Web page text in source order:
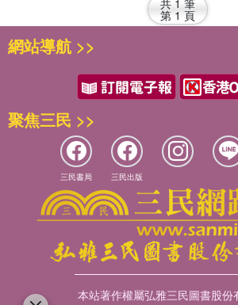
共 1 筆
第 1 頁
網站導航 >>
聚焦三民 >>
三民書局 三民出版
本站著作權屬弘雅三民圖書股份